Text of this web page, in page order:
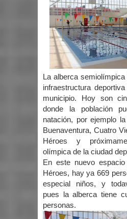
La alberca
infraestructura
municipio. Hoy son
donde la población
natación, por ejemplo
Buenaventura, Cuatro
Héroes y
olímpica de la ciudad
En este nuevo
Héroes, hay ya 669
especial niños, y
pues la alberca tiene
personas.